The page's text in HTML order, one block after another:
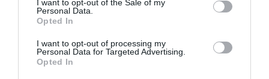
I want to opt-out of the Sale of my
Personal Data.
Opted In
I want to opt-out of processing my
Personal Data for Targeted Advertising.
Opted In
centra en la alimentación de las
01/10/2013
Desde hoy y hasta el 31 de diciembre 2.500